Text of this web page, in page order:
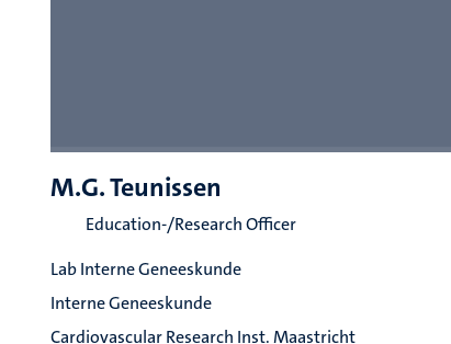
M.G. Teunissen
Education-/Research Officer
Lab Interne Geneeskunde
Interne Geneeskunde
Cardiovascular Research Inst. Maastricht